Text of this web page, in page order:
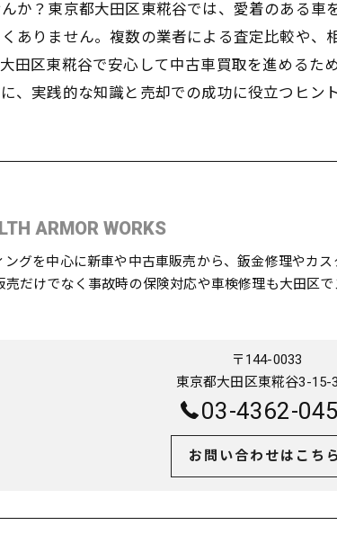
か？東京都大田区東糀谷では、愛着のある
ありません。複数の業者による査定比較や
田区東糀谷で安心して中古車買取を進める
、実践的な知識と売却での成功に役立つヒン
ARMOR WORKS
ングを中心に新車や中古車販売から、鈑金修理やカ
売だけでなく事故時の保険対応や車検修理も大田区で
〒144-0033
東京都大田区東糀谷3-15-
03-4362-
お問い合わせはこちら